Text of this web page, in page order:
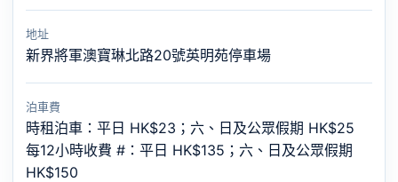
地址
新界將軍澳寶琳北路20號英明苑停車場
泊車費
時租泊車：平日 HK$23；六、日及公眾假期 HK$25
每12小時收費 #：平日 HK$135；六、日及公眾假期
HK$150